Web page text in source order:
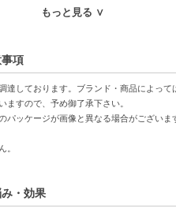
洗い上げます。
で、どなたでもご使用いただけま
のプレゼントにもおすすめです。
ちら）
もっと見る ∨
項
しております。ブランド・商品によっ
すので、予め御了承下さい。
ッケージが画像と異なる場合がござい
。
・効果